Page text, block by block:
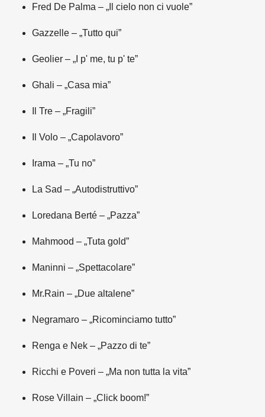
Fred De Palma – „Il cielo non ci vuole”
Gazzelle – „Tutto qui”
Geolier – „I p' me, tu p' te”
Ghali – „Casa mia”
Il Tre – „Fragili”
Il Volo – „Capolavoro”
Irama – „Tu no”
La Sad – „Autodistruttivo”
Loredana Berté – „Pazza”
Mahmood – „Tuta gold”
Maninni – „Spettacolare”
Mr.Rain – „Due altalene”
Negramaro – „Ricominciamo tutto”
Renga e Nek – „Pazzo di te”
Ricchi e Poveri – „Ma non tutta la vita”
Rose Villain – „Click boom!”